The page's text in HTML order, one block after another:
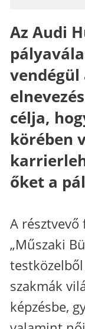
Az Audi
vendégül
célja,
körében
őket a
A
„Műszaki
szakmák
képzésbe,